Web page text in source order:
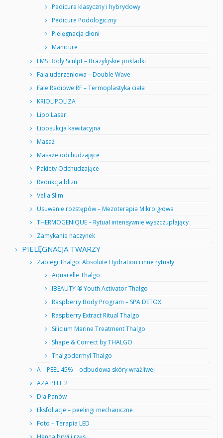
Pedicure klasyczny i hybrydowy
Pedicure Podologiczny
Pielęgnacja dłoni
Manicure
EMS Body Sculpt – Brazylijskie pośladki
Fala uderzeniowa – Double Wave
Fale Radiowe RF – Termoplastyka ciała
KRIOLIPOLIZA
Lipo Laser
Liposukcja kawitacyjna
Masaż
Masaże odchudzające
Pakiety Odchudzające
Redukcja blizn
Vella Slim
Usuwanie rozstępów – Mezoterapia Mikroigłowa
THERMOGENIQUE – Rytuał intensywnie wyszczuplający
Zamykanie naczynek
PIELĘGNACJA TWARZY
Zabiegi Thalgo: Absolute Hydration i inne rytuały
Aquarelle Thalgo
IBEAUTY ® Youth Activator Thalgo
Raspberry Body Program – SPA DETOX
Raspberry Extract Ritual Thalgo
Silicium Marine Treatment Thalgo
Shape & Correct by THALGO
Thalgodermyl Thalgo
A – PEEL 45% – odbudowa skóry wrażliwej
AZA PEEL 2
Dla Panów
Eksfoliacje – peelingi mechaniczne
Foto – Terapia LED